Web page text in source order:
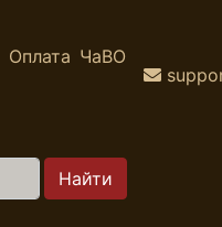
Оплата ЧаВО